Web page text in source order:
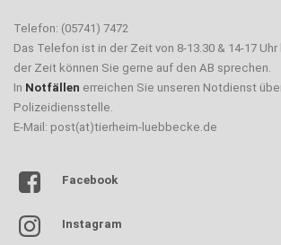
Telefon: (05741) 7472
Das Telefon ist in der Zeit von 8-13.30 & 14-17
der Zeit können Sie gerne auf den AB sprechen.
In Notfällen erreichen Sie unseren Notdienst
Polizeidiensstelle.
E-Mail: post(at)tierheim-luebbecke.de
Facebook
Instagram